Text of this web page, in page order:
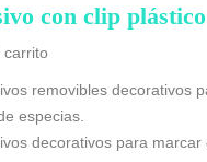
con clip plástico
carrito